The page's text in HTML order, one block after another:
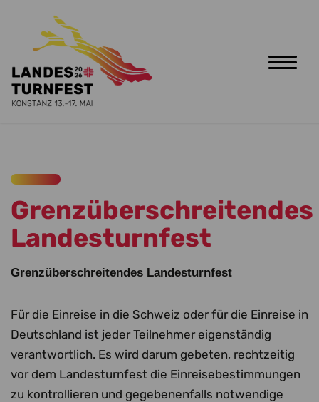
Zum Hauptinhalt springen
Toggle
Grenzüberschreitendes
Landesturnfest
Grenzüberschreitendes Landesturnfest
Für die Einreise in die Schweiz oder für die Einreise in
Deutschland ist jeder Teilnehmer eigenständig
verantwortlich. Es wird darum gebeten, rechtzeitig
vor dem Landesturnfest die Einreisebestimmungen
zu kontrollieren und gegebenenfalls notwendige